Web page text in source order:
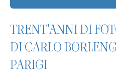
TRENT'ANNI DI
DI CARLO
PARIGI